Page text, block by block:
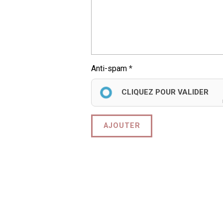
Anti-spam
CLIQUEZ POUR VALIDER
AJOUTER